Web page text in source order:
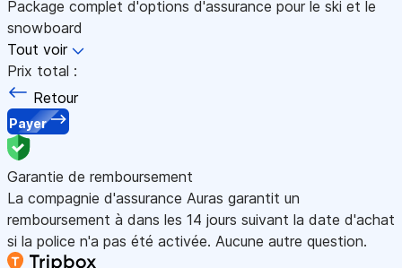
Package complet d'options d'assurance pour le ski et le
snowboard
Tout voir
Prix total :
Retour
Payer
Garantie de remboursement
La compagnie d'assurance Auras garantit un
remboursement à dans les 14 jours suivant la date d'achat
si la police n'a pas été activée. Aucune autre question.